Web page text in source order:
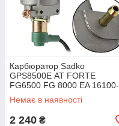
Карбюратор Sadko
GPS8500Е AT FORTE
FG6500 FG 8000 EA 16100-
Z5T-915 З ЕЛЕКТРО-
КЛАПАНОМ ПІД ВАКУУМНУ
Немає в наявності
2 240 ₴